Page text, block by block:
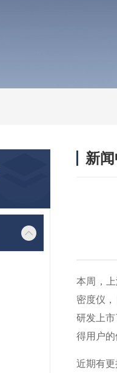
新
本周，
密度仪
研发上
得用户
近期有